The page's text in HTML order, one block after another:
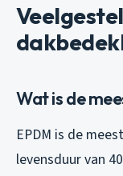
Wat is de
EPDM is de
levensduur van